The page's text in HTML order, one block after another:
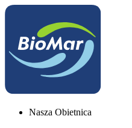
Nasza Obietnica